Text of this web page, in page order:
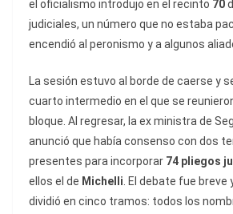
el oficialismo introdujo en el recinto 70
judiciales, un número que no estaba
encendió al peronismo y a algunos
La sesión estuvo al borde de caerse y
cuarto intermedio en el que se
bloque. Al regresar, la ex ministra de
anunció que había consenso con dos
presentes para incorporar 74 pliegos
ellos el de Michelli. El debate fue breve
dividió en cinco tramos: todos los